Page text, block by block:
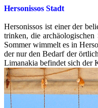
Hersonissos Stadt
Hersonissos ist einer der
trinken, die
Sommer wimmelt es in
der nur den Bedarf der
Limanakia befindet sich der